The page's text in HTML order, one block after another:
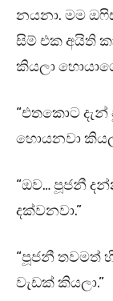
නයනා. මම
සිම් එක අයිති
කියලා
“එතකොට
හොයනවා
“ඔව… පූජනී
දක්වනවා.”
“පූජනී තවමත්
වැඩක් කියලා.”